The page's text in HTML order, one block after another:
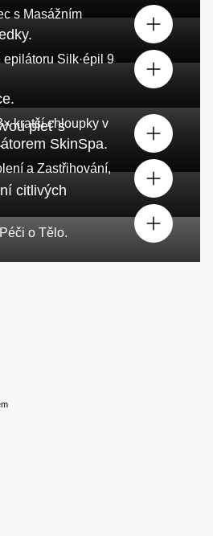
s Masážním
Silk·épil 9
kratší chloupky v
pleť s
SkinSpa.
a Zastřihování,
citlivých
o Tělo.